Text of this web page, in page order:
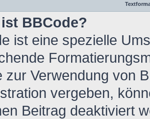
ist BBCode?
ist eine spezielle
zur Verwendung von
vergeben,
Beitrag deaktiviert